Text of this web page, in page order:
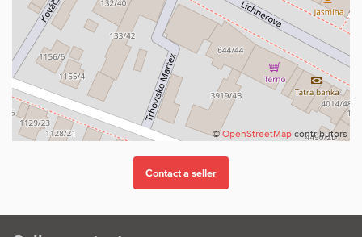
©OpenStreetMap contributors